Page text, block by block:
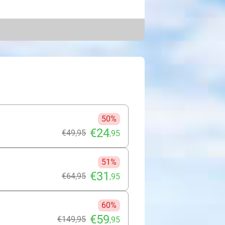
H2+, waarbij gewerkt
aanpakken van beginnende
50%
€49,95 €24,95
51%
€64,95 €31 ,95
60%
€149,95 €59,95